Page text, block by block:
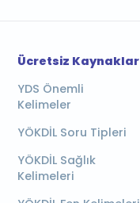
Ücretsiz Kaynaklar
YDS Önemli
Kelimeler
YÖKDİL Soru Tipleri
YÖKDİL Sağlık
Kelimeleri